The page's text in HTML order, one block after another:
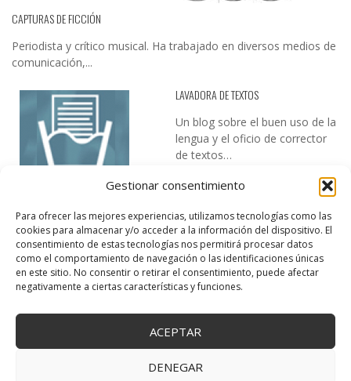
Gestionar consentimiento
Para ofrecer las mejores experiencias, utilizamos tecnologías como las
cookies para almacenar y/o acceder a la información del dispositivo. El
consentimiento de estas tecnologías nos permitirá procesar datos
como el comportamiento de navegación o las identificaciones únicas
en este sitio. No consentir o retirar el consentimiento, puede afectar
negativamente a ciertas características y funciones.
ACEPTAR
DENEGAR
CAPTURAS DE FICCIÓN
Periodista y crítico musical. Ha trabajado en diversos medios de
comunicación,...
LAVADORA DE TEXTOS
Un blog sobre el buen uso de la
lengua y el oficio de corrector
de textos…
DESIREE MARTÍN